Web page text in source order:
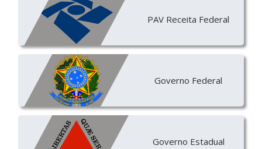
PAV Receita Federal
Governo Federal
Governo Estadual